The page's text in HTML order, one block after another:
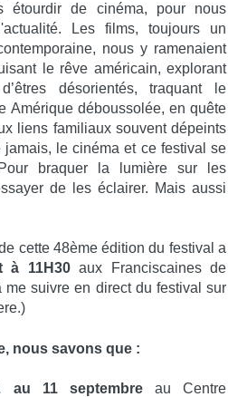
étourdir de cinéma, pour nous
Les films, toujours un
nous y ramenaient
le rêve américain, explorant
désorientés, traquant le
Amérique déboussolée, en quête
liens familiaux souvent dépeints
le cinéma et ce festival se
braquer la lumière sur les
de les éclairer. Mais aussi
cette 48ème édition du festival a
à 11H30aux Franciscaines de
suivre en direct du festival sur
nous savons que :
au 11 septembreau Centre